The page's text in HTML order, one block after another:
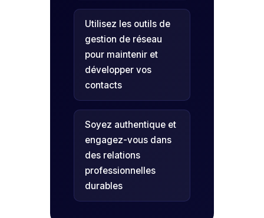
Utilisez les outils de
gestion de réseau
pour maintenir et
développer vos
contacts
Soyez authentique et
engagez-vous dans
des relations
professionnelles
durables